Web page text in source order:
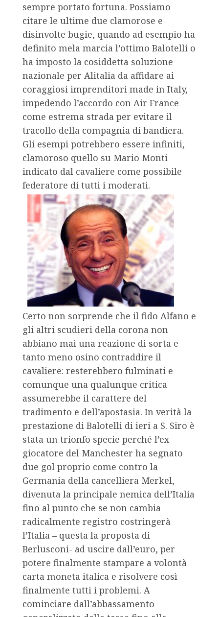
sempre portato fortuna. Possiamo
citare le ultime due clamorose e
disinvolte bugie, quando ad esempio ha
definito mela marcia l’ottimo Balotelli o
ha imposto la cosiddetta soluzione
nazionale per Alitalia da affidare ai
coraggiosi imprenditori made in Italy,
impedendo l’accordo con Air France
come estrema strada per evitare il
tracollo della compagnia di bandiera.
Gli esempi potrebbero essere infiniti,
clamoroso quello su Mario Monti
indicato dal cavaliere come possibile
federatore di tutti i moderati.
Certo non sorprende che il fido Alfano e
gli altri scudieri della corona non
abbiano mai una reazione di sorta e
tanto meno osino contraddire il
cavaliere: resterebbero fulminati e
comunque una qualunque critica
assumerebbe il carattere del
tradimento e dell’apostasia. In verità la
prestazione di Balotelli di ieri a S. Siro è
stata un trionfo specie perché l’ex
giocatore del Manchester ha segnato
due gol proprio come contro la
Germania della cancelliera Merkel,
divenuta la principale nemica dell’Italia
fino al punto che se non cambia
radicalmente registro costringerà
l’Italia – questa la proposta di
Berlusconi- ad uscire dall’euro, per
potere finalmente stampare a volontà
carta moneta italica e risolvere così
finalmente tutti i problemi. A
cominciare dall’abbassamento